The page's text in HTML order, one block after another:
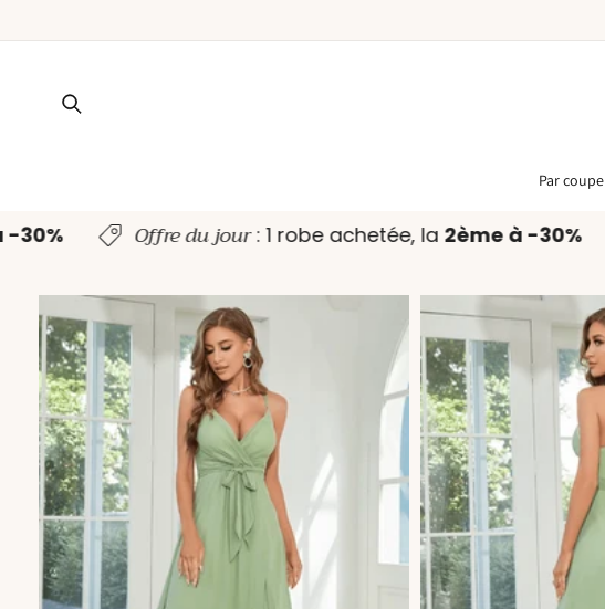
CONTENU
Par coupe
-30% Offre du jour: 1 robe achetée, la2ème à -30%
PASSER AUX
INFORMATIONS
PRODUITS